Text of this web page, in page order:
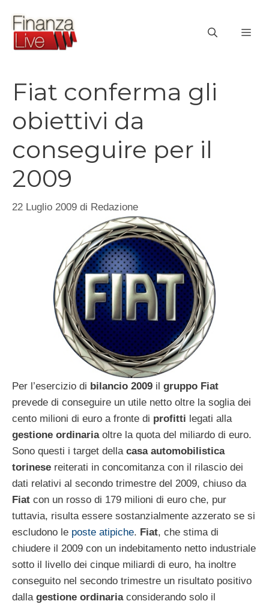
contenuto
Fiat conferma gli
obiettivi da
conseguire per il
2009
22 Luglio 2009 di Redazione
Per l’esercizio di bilancio 2009 il gruppo Fiat
prevede di conseguire un utile netto oltre la soglia dei
cento milioni di euro a fronte di profitti legati alla
gestione ordinariaoltre la quota del miliardo di euro.
Sono questi i target della casa automobilistica
torinese reiterati in concomitanza con il rilascio dei
dati relativi al secondo trimestre del 2009, chiuso da
Fiat con un rosso di 179 milioni di euro che, pur
tuttavia, risulta essere sostanzialmente azzerato se si
escludono le poste atipiche. Fiat, che stima di
chiudere il 2009 con un indebitamento netto industriale
sotto il livello dei cinque miliardi di euro, ha inoltre
conseguito nel secondo trimestre un risultato positivo
dalla gestione ordinariaconsiderando solo il